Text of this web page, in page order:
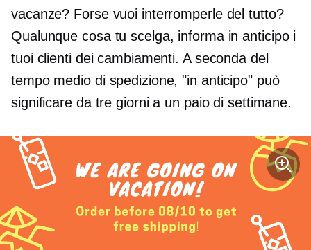
vacanze? Forse vuoi interromperle del tutto?
Qualunque cosa tu scelga, informa in anticipo i
tuoi clienti dei cambiamenti. A seconda del
tempo medio di spedizione, "in anticipo" può
significare da tre giorni a un paio di settimane.